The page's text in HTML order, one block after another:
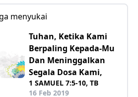
menyukai
Tuhan, Ketika Kami
Berpaling Kepada-Mu
Dan Meninggalkan
Segala Dosa Kami,
1 SAMUEL 7:5-10, TB
16 Feb 2019